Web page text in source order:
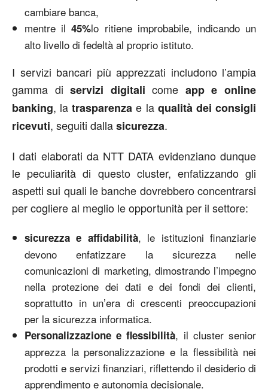
cambiare banca,
mentre il45%lo ritiene improbabile, indicando un
alto livello di fedeltà al proprio istituto.
I servizi bancari più apprezzati includono l’ampia
gamma diservizi digitalicome app e online
banking, latrasparenzae laqualità dei consigli
ricevuti, seguiti dallasicurezza.
I dati elaborati da NTT DATA evidenziano dunque
le peculiarità di questo cluster, enfatizzando gli
aspetti sui quali le banche dovrebbero concentrarsi
per cogliere al meglio le opportunità per il settore:
sicurezza e affidabilità, le istituzioni finanziarie
devono enfatizzare la sicurezza nelle
comunicazioni di marketing, dimostrando l’impegno
nella protezione dei dati e dei fondi dei clienti,
soprattutto in un’era di crescenti preoccupazioni
per la sicurezza informatica.
Personalizzazione e flessibilità, il cluster senior
apprezza la personalizzazione e la flessibilità nei
prodotti e servizi finanziari, riflettendo il desiderio di
apprendimento e autonomia decisionale.